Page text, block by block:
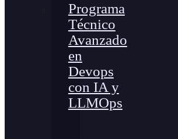
Programa
Técnico
Avanzado
en
Devops
con IA y
LLMOps